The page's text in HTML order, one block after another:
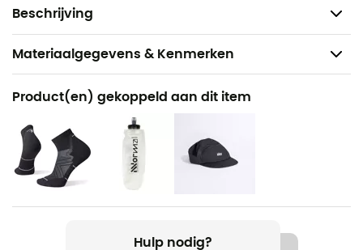
Beschrijving
Gewicht: 181 g
Materiaalgegevens & Kenmerken
Aanbevolen voor
Hardlopen
Voor
Heren
Gewicht
Product(en) gekoppeld aan dit item
Hulp nodig?